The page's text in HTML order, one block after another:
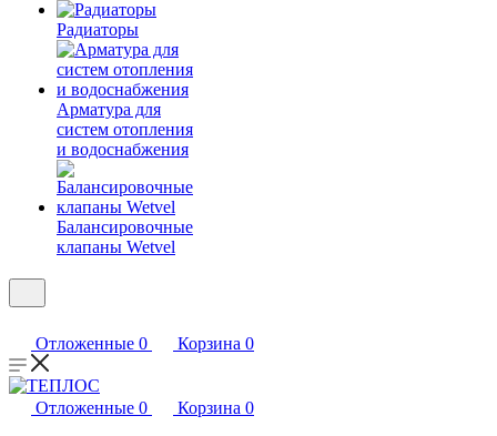
Радиаторы
Арматура для
систем отопления
и водоснабжения
Балансировочные
клапаны Wetvel
Отложенные 0 Корзина 0
Отложенные 0 Корзина 0